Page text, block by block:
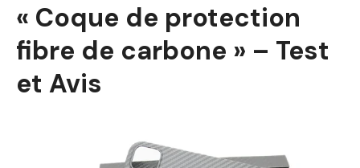
« Coque de protection
fibre de carbone » – Test
et Avis